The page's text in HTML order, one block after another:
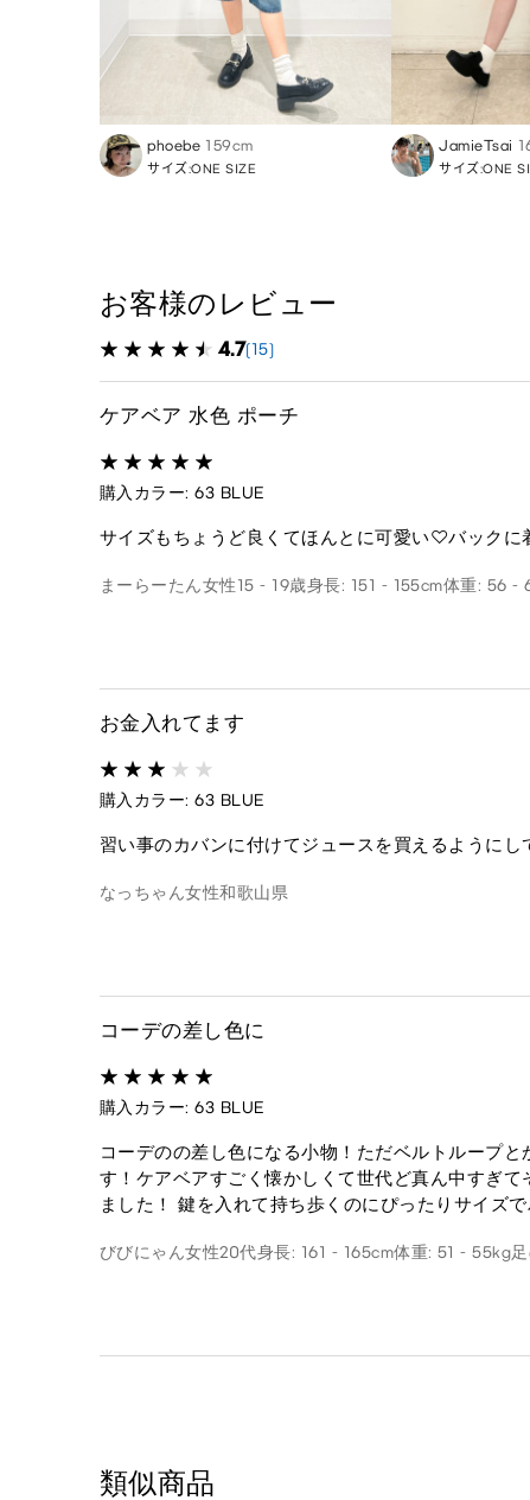
phoebe 159cm
サイズ:ONE SIZE
JamieTsai
サイズ:ONE
お客様のレビュー
4.7(15)
ケアベア 水色 ポーチ
購入カラー: 63 BLUE
サイズもちょうど良くてほんとに可愛い♡バックに
まーらーたん女性15 - 19歳身長: 151 - 155cm体重: 56 -
お金入れてます
購入カラー: 63 BLUE
習い事のカバンに付けてジュースを買えるように
なっちゃん女性和歌山県
コーデの差し色に
購入カラー: 63 BLUE
コーデのの差し色になる小物！ただベルトループ
す！ケアベアすごく懐かしくて世代ど真ん中すぎ
ました！ 鍵を入れて持ち歩くのにぴったりサイズ
びびにゃん女性20代身長: 161 - 165cm体重: 51 - 55kg
類似商品